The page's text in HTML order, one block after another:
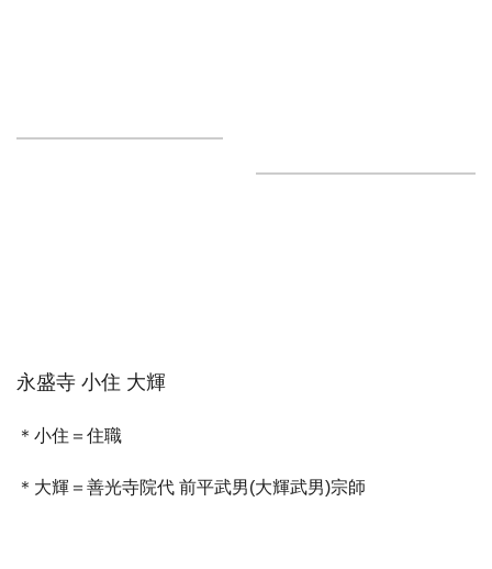
永盛寺 小住 大輝
＊小住＝住職
＊大輝＝善光寺院代 前平武男(大輝武男)宗師